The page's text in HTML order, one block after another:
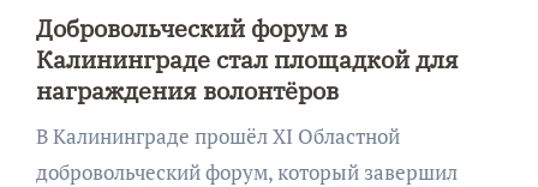
Добровольческий форум в
Калининграде стал площадкой для
награждения волонтёров
В Калининграде прошёл XI Областной
добровольческий форум, который завершил